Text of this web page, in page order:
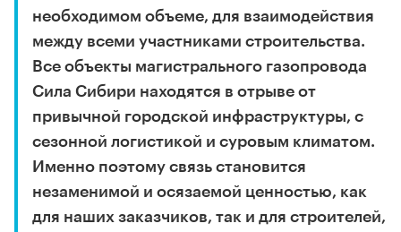
необходимом объеме, для взаимодействия
между всеми участниками строительства.
Все объекты магистрального газопровода
Сила Сибири находятся в отрыве от
привычной городской инфраструктуры, с
сезонной логистикой и суровым климатом.
Именно поэтому связь становится
незаменимой и осязаемой ценностью, как
для наших заказчиков, так и для строителей,